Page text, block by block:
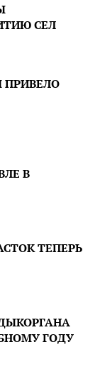
СЕЛ
ПРИВЕЛО
В
ТЕПЕРЬ
ГОДУ